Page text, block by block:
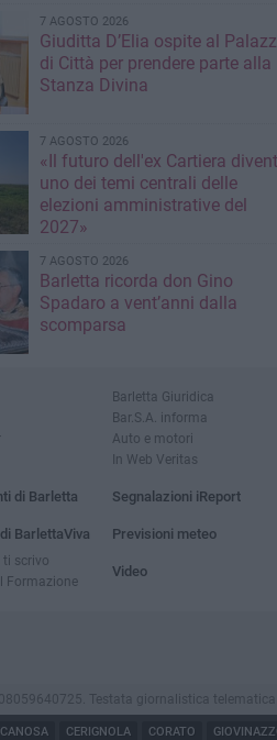
7 AGOSTO 2026
Giuditta D’Elia ospite al
di Città per prendere parte alla
Stanza Divina
7 AGOSTO 2026
«Il futuro dell'ex Cartiera
uno dei temi centrali delle
elezioni amministrative del
2027»
7 AGOSTO 2026
Barletta ricorda don Gino
Spadaro a vent’anni dalla
scomparsa
di Barletta
BarlettaViva
ti scrivo
Formazione
Barletta Giuridica
Bar.S.A. informa
Auto e motori
In Web Veritas
Segnalazioni iReport
Previsioni meteo
Video
Testata giornalistica
CANOSA CERIGNOLA CORATO